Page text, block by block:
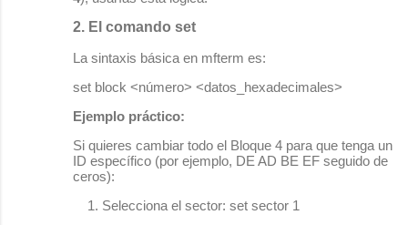
2. El comando set
La sintaxis básica en mfterm es:
set block <número> <datos_hexadecimales>
Ejemplo práctico:
Si quieres cambiar todo el Bloque 4 para que tenga un
ID específico (por ejemplo, DE AD BE EF seguido de
ceros):
Selecciona el sector: set sector 1